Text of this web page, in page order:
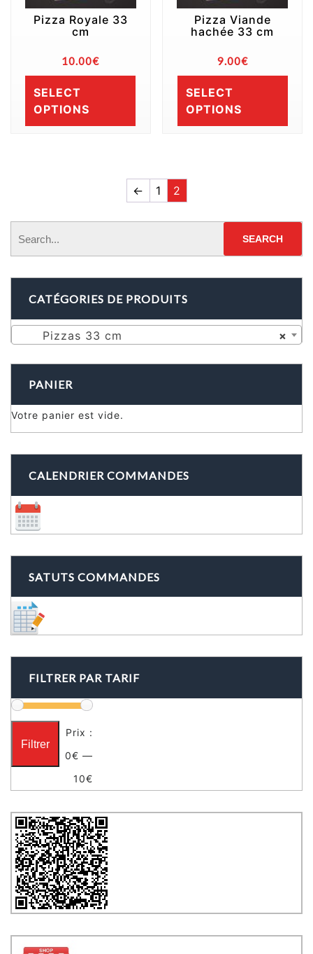
Pizza Royale 33
cm
10.00€
SELECT
OPTIONS
Pizza Viande
hachée 33 cm
9.00€
SELECT
OPTIONS
← 1 2
CATÉGORIES DE PRODUITS
×
Pizzas 33 cm
PANIER
Votre panier est vide.
CALENDRIER COMMANDES
SATUTS COMMANDES
FILTRER PAR TARIF
Filtrer
Prix :
0€ —
10€